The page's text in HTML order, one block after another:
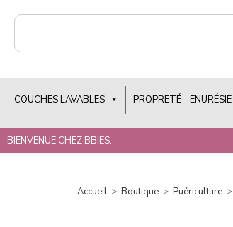
COUCHES LAVABLES PROPRETÉ - ENURÉSIE
BIENVENUE CHEZ BBIES.
Accueil > Boutique > Puériculture >